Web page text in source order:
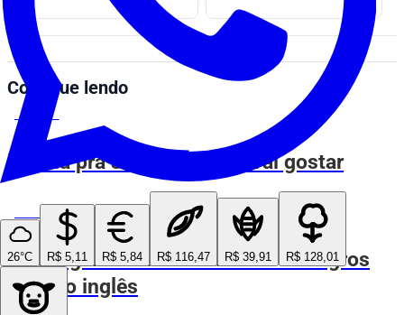
26°C R$ 5,11 R$ 5,84 R$ 116,47 R$ 39,91 R$ 128,01
Continue lendo
ESPIA AÍ
Manda pra sua amiga que vai gostar
Eu chegando na casa dos meus sogros
falando inglês